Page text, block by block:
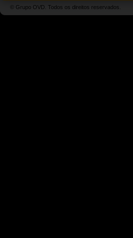
© Grupo OVD. Todos os direitos reservados.